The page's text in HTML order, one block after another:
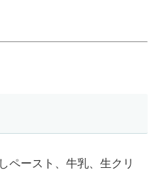
ペースト、牛乳、生クリ